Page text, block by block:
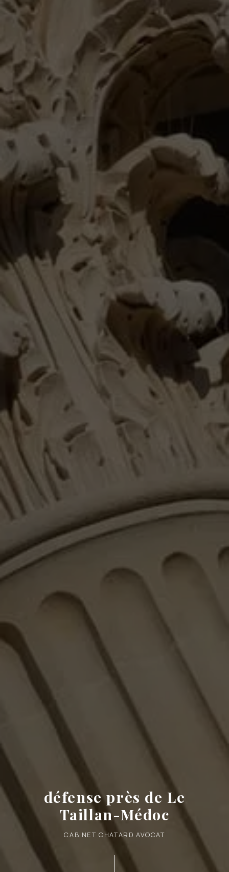
défense près de Le
Taillan-Médoc
CABINET CHATARD AVOCAT